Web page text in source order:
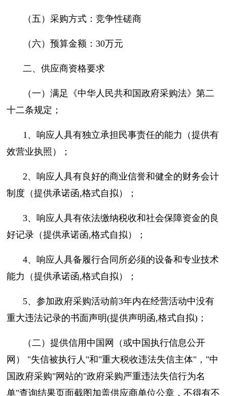
（五）采购方式：竞争性磋商
（六）预算金额：30万元
二、供应商资格要求
（一）满足《中华人民共和国政府采购法》第二
十二条规定；
1、响应人具有独立承担民事责任的能力（提供有
效营业执照）；
2、响应人具有良好的商业信誉和健全的财务会计
制度（提供承诺函,格式自拟）；
3、响应人具有依法缴纳税收和社会保障资金的良
好记录（提供承诺函,格式自拟）；
4、响应人具备履行合同所必须的设备和专业技术
能力（提供承诺函,格式自拟）；
5、参加政府采购活动前3年内在经营活动中没有
重大违法记录的书面声明(提供声明函,格式自拟)；
（二）提供信用中国网（或中国执行信息公开
网） "失信被执行人"和"重大税收违法失信主体"，"中
国政府采购"网站的"政府采购严重违法失信行为名
单"查询结果页面截图加盖供应商单位公章，不得有不